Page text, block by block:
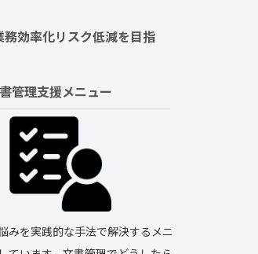
務効率化リスク低減を目指
管理支援メニュー
みを実践的な手法で解決するメニ